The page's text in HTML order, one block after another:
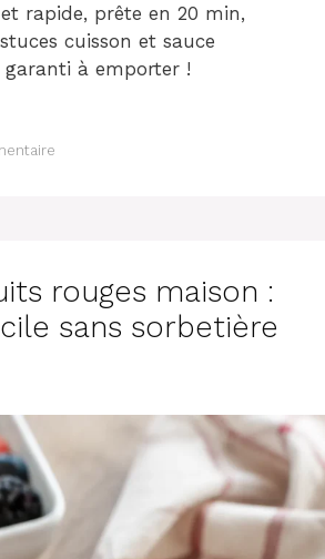
rapide, prête en 20 min,
cuisson et sauce
garanti à emporter !
rouges maison :
sans sorbetière